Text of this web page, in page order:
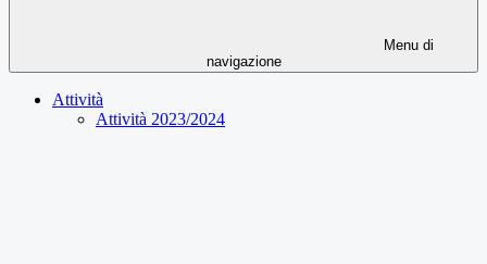
Menu di
navigazione
Attività
Attività 2023/2024